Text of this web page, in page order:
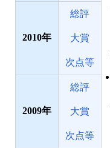
2010
総評
大賞
次点等
2009
総評
大賞
次点等